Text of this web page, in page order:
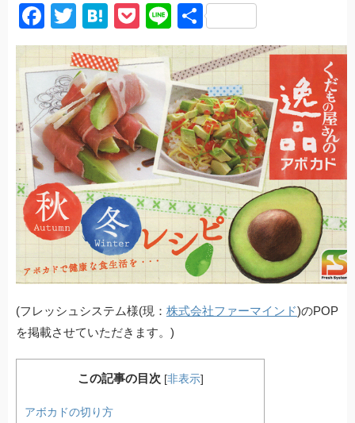
F
a
c
e
b
o
o
k
T
wi
tt
er
H
at
e
n
a
P
o
ck
et
Li
n
e
共
有
(フレッシュシステム様(現： 株式会社ファーマインド)のPOP
を掲載させていただきます。)
この記事の目次 [非表示]
アボカドの切り方